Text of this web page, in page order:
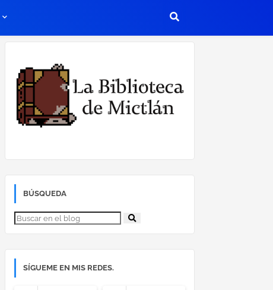
BÚSQUEDA
SÍGUEME EN MIS REDES.